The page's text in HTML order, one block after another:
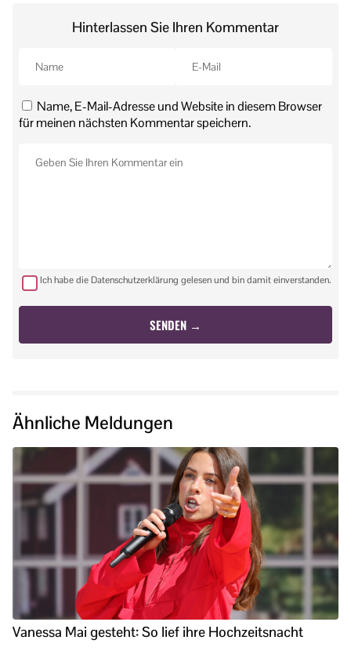
Hinterlassen Sie Ihren Kommentar
Name, E-Mail-Adresse und Website in diesem Browser
für meinen nächsten Kommentar speichern.
Ich habe die Datenschutzerklärung gelesen und bin damit einverstanden.
Ähnliche Meldungen
Vanessa Mai gesteht: So lief ihre Hochzeitsnacht